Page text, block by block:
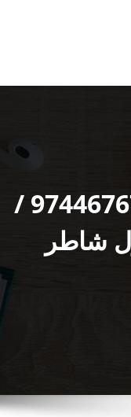
كهربائي الاحمدي / 97446767 /
شاطر